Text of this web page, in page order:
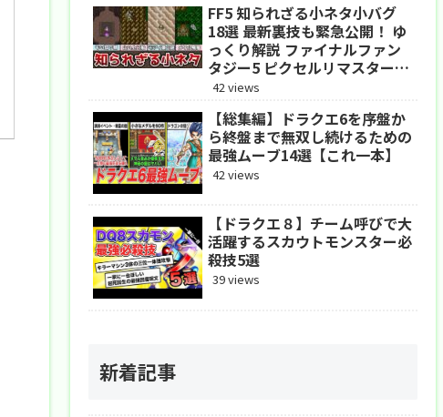
FF5 知られざる小ネタ小バグ
18選 最新裏技も緊急公開！ ゆ
っくり解説 ファイナルファン
タジー5 ピクセルリマスター
アドバンス
42 views
【総集編】ドラクエ6を序盤か
ら終盤まで無双し続けるための
最強ムーブ14選【これ一本】
42 views
【ドラクエ８】チーム呼びで大
活躍するスカウトモンスター必
殺技5選
39 views
新着記事